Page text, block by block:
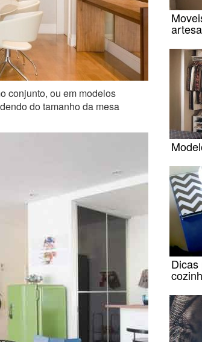
conjunto, ou em modelos
do tamanho da mesa